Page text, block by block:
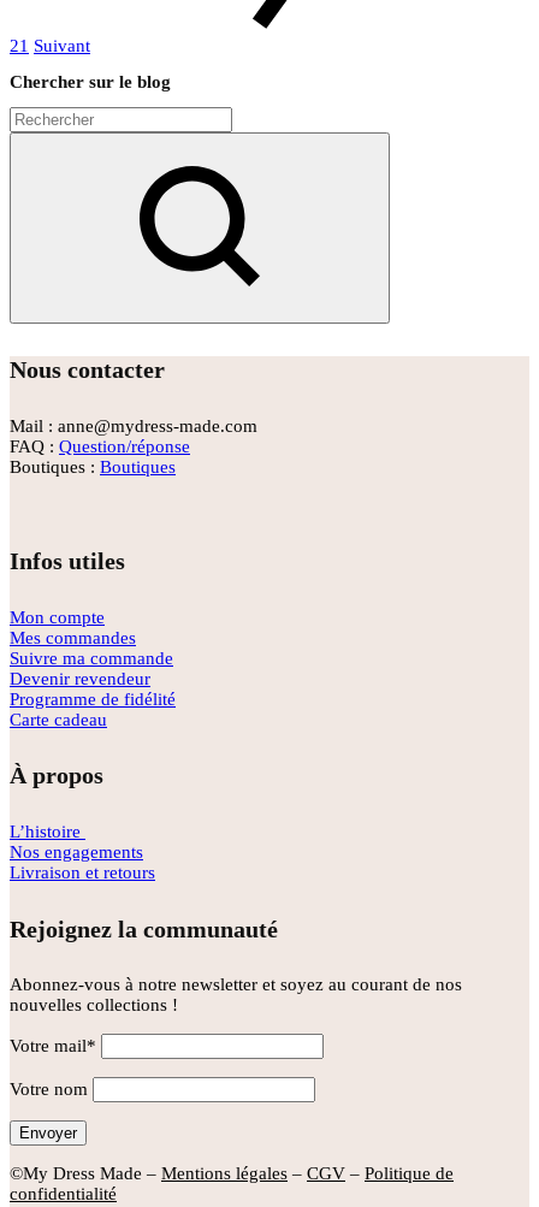
21 Suivant
Chercher sur le blog
Rechercher
Nous contacter
Mail : anne@mydress-made.com
FAQ : Question/réponse
Boutiques : Boutiques
Infos utiles
Mon compte
Mes commandes
Suivre ma commande
Devenir revendeur
Programme de fidélité
Carte cadeau
À propos
L’histoire
Nos engagements
Livraison et retours
Rejoignez la communauté
Abonnez-vous à notre newsletter et soyez au courant de nos
nouvelles collections !
Votre mail*
Votre nom
©My Dress Made – Mentions légales – CGV – Politique de
confidentialité